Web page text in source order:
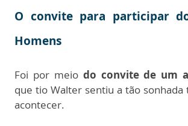
O convite para participar
Homens
Foi por meio do convite de um
que tio Walter sentiu a tão sonhada
acontecer.